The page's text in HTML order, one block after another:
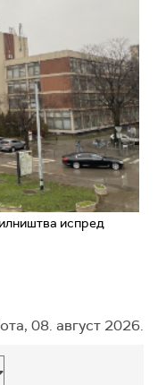
испред
08. август 2026.